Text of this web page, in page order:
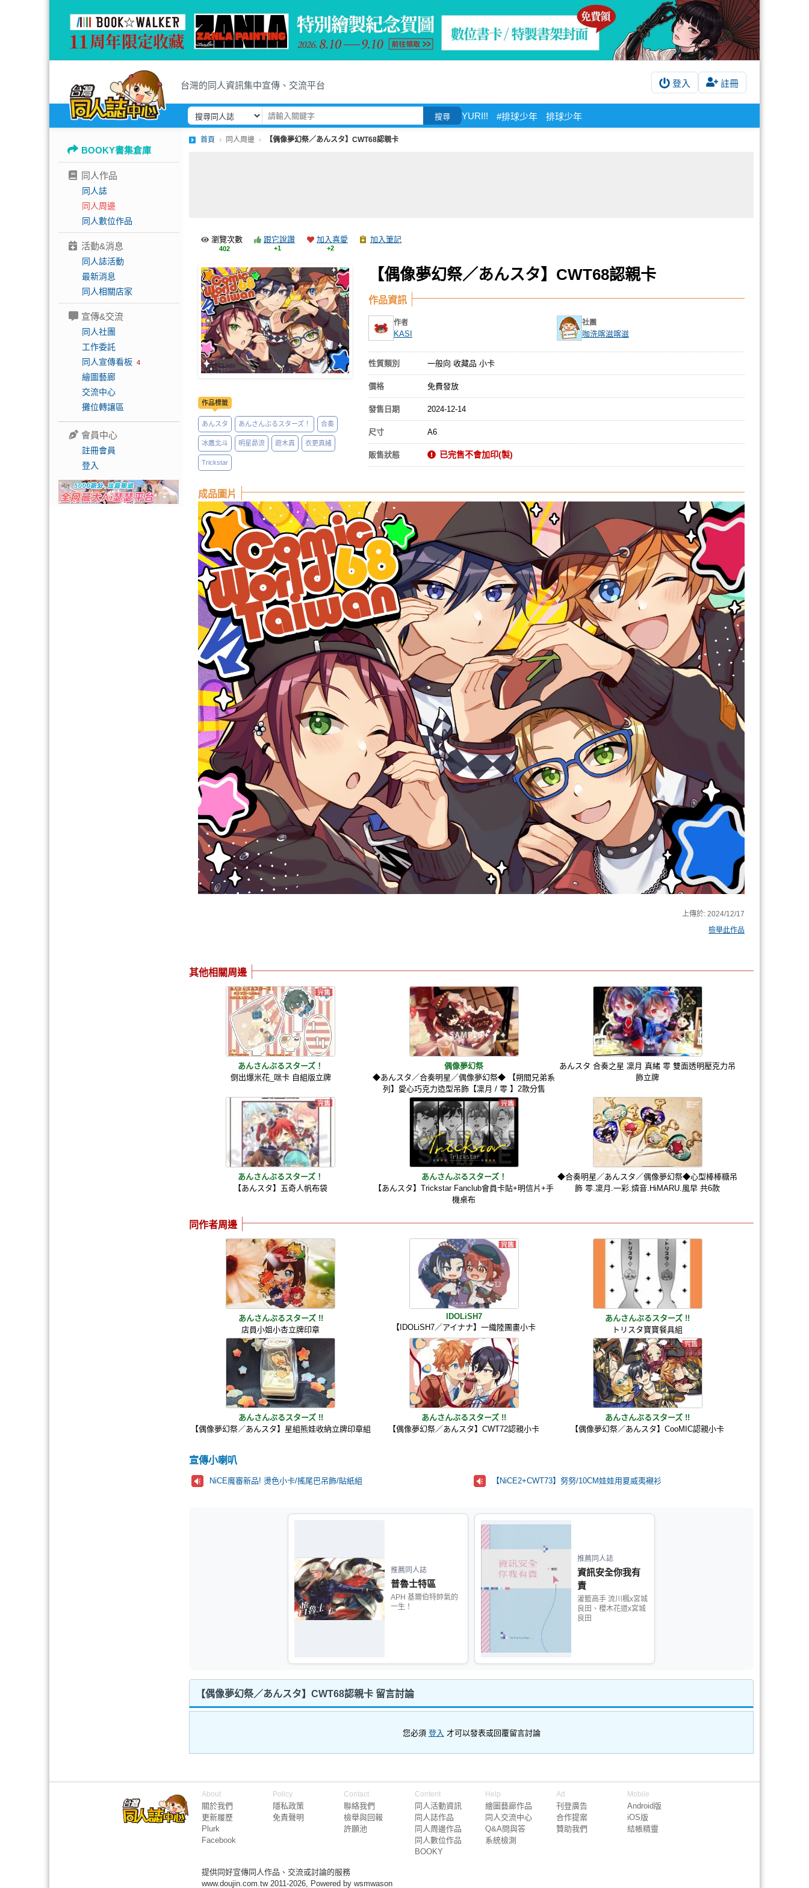
台灣的同人資訊集中宣傳、交流平台 登入 註冊
搜尋 YURI!! #排球少年 排球少年
BOOKY書集倉庫
同人作品
同人誌
同人周邊
同人數位作品
活動&消息
同人誌活動
最新消息
同人相關店家
宣傳&交流
同人社團
工作委託
同人宣傳看板 4
繪圖藝廊
交流中心
攤位轉讓區
會員中心
註冊會員
登入
首頁 同人周邊 【偶像夢幻祭／あんスタ】CWT68認親卡
瀏覽次數
402
跟它說讚
+1
加入喜愛
+2
加入筆記
【偶像夢幻祭／あんスタ】CWT68認親卡
作品標籤
あんスタ あんさんぶるスターズ！ 合奏
冰鷹北斗 明星昴流 遊木真 衣更真緒
Trickstar
作品資訊
作者
KASI
社團
咖洗喀滋喀滋
性質類別 一般向 收藏品 小卡
價格 免費發放
發售日期 2024-12-14
尺寸 A6
販售狀態 已完售不會加印(製)
成品圖片
上傳於: 2024/12/17
檢舉此作品
其他相關周邊
あんさんぶるスターズ！
倒出爆米花_咪卡 自組版立牌
偶像夢幻祭
◆あんスタ／合奏明星／偶像夢幻祭◆ 【朔間兄弟系
列】愛心巧克力造型吊飾【凜月 / 零 】2款分售
あんスタ 合奏之星 凜月 真緒 零 雙面透明壓克力吊
飾立牌
あんさんぶるスターズ！
【あんスタ】五奇人帆布袋
あんさんぶるスターズ！
【あんスタ】Trickstar Fanclub會員卡貼+明信片+手
機桌布
◆合奏明星／あんスタ／偶像夢幻祭◆心型棒棒糖吊
飾 零.凜月.一彩.燐音.HiMARU.風早 共6款
同作者周邊
あんさんぶるスターズ !!
店員小姐小杏立牌印章
IDOLiSH7
【IDOLiSH7／アイナナ】一織陸團畫小卡
あんさんぶるスターズ !!
トリスタ寶寶餐具組
あんさんぶるスターズ !!
【偶像夢幻祭／あんスタ】星組熊娃收納立牌印章組
あんさんぶるスターズ !!
【偶像夢幻祭／あんスタ】CWT72認親小卡
あんさんぶるスターズ !!
【偶像夢幻祭／あんスタ】CooMIC認親小卡
宣傳小喇叭
NiCE魔審新品! 燙色小卡/搖尾巴吊飾/貼紙組 【NiCE2+CWT73】努努/10CM娃娃用夏威夷襯衫
推薦同人誌
普魯士特區
APH 基爾伯特帥氣的
一生！
推薦同人誌
資訊安全你我有
責
灌籃高手 流川楓x宮城
良田、櫻木花道x宮城
良田
【偶像夢幻祭／あんスタ】CWT68認親卡 留言討論
您必須 登入 才可以發表或回覆留言討論
About
關於我們
更新履歷
Plurk
Facebook
Policy
隱私政策
免責聲明
Contact
聯絡我們
檢舉與回報
許願池
Content
同人活動資訊
同人誌作品
同人周邊作品
同人數位作品
BOOKY
Help
繪圖藝廊作品
同人交流中心
Q&A問與答
系統檢測
Ad
刊登廣告
合作提案
贊助我們
Mobile
Android版
iOS版
結帳精靈
提供同好宣傳同人作品、交流或討論的服務
www.doujin.com.tw 2011-2026, Powered by wsmwason